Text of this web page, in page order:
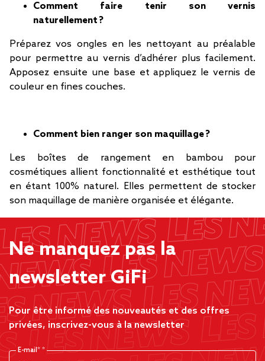
Comment faire tenir son vernis
naturellement ?
Préparez vos ongles en les nettoyant au préalable
pour permettre au vernis d’adhérer plus facilement.
Apposez ensuite une base et appliquez le vernis de
couleur en fines couches.
Comment bien ranger son maquillage ?
Les boîtes de rangement en bambou pour
cosmétiques allient fonctionnalité et esthétique tout
en étant 100% naturel. Elles permettent de stocker
son maquillage de manière organisée et élégante.
Ne manquez pas la
newsletter GiFi
Pour être informé des nouveautés et des offres
privées, inscrivez-vous à la newsletter
E-mail*